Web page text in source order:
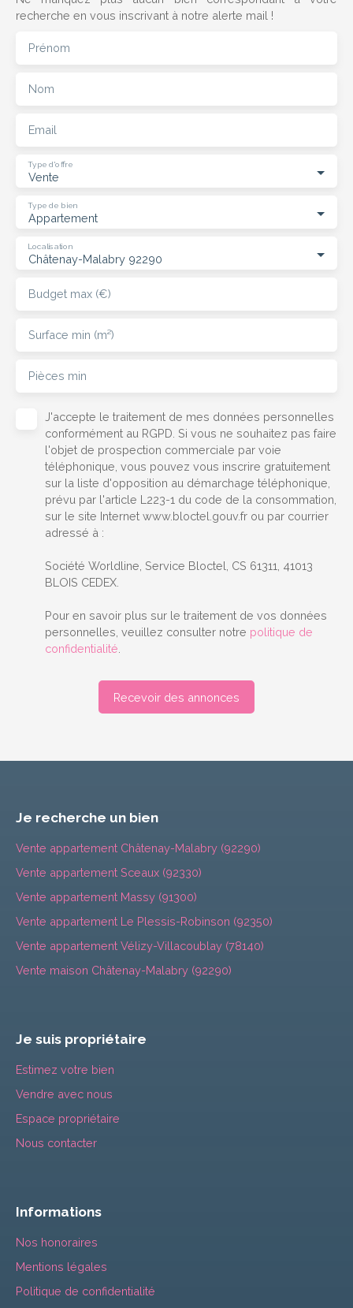
recherche en vous inscrivant à notre alerte mail !
Prénom
Nom
Email
Vente
Type d'offre
Appartement
Type de bien
Châtenay-Malabry 92290
Localisation
Budget max (€)
Surface min (m²)
Pièces min
J'accepte le traitement de mes données personnelles
conformément au RGPD. Si vous ne souhaitez pas faire
l'objet de prospection commerciale par voie
téléphonique, vous pouvez vous inscrire gratuitement
sur la liste d'opposition au démarchage téléphonique,
prévu par l'article L223-1 du code de la consommation,
sur le site Internet www.bloctel.gouv.fr ou par courrier
adressé à :
Société Worldline, Service Bloctel, CS 61311, 41013
BLOIS CEDEX.
Pour en savoir plus sur le traitement de vos données
personnelles, veuillez consulter notre politique de
confidentialité.
Recevoir des annonces
Je recherche un bien
Vente appartement Châtenay-Malabry (92290)
Vente appartement Sceaux (92330)
Vente appartement Massy (91300)
Vente appartement Le Plessis-Robinson (92350)
Vente appartement Vélizy-Villacoublay (78140)
Vente maison Châtenay-Malabry (92290)
Je suis propriétaire
Estimez votre bien
Vendre avec nous
Espace propriétaire
Nous contacter
Informations
Nos honoraires
Mentions légales
Politique de confidentialité